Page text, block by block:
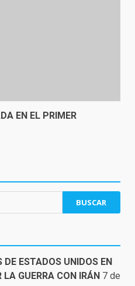
EN EL PRIMER
DE ESTADOS UNIDOS EN
GUERRA CON IRÁN 7 de